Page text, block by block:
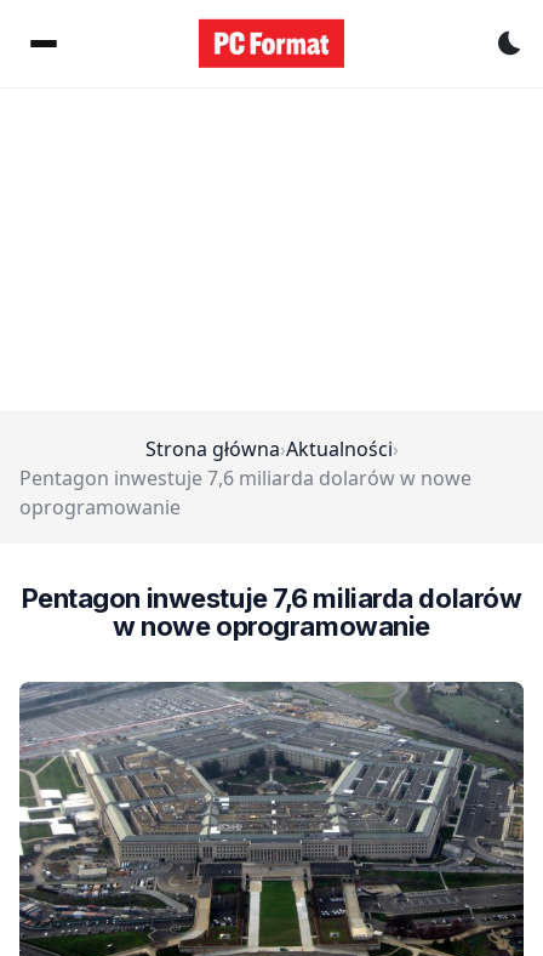
Strona główna›Aktualności›
Pentagon inwestuje 7,6 miliarda dolarów w nowe
oprogramowanie
Pentagon inwestuje 7,6 miliarda dolarów
w nowe oprogramowanie